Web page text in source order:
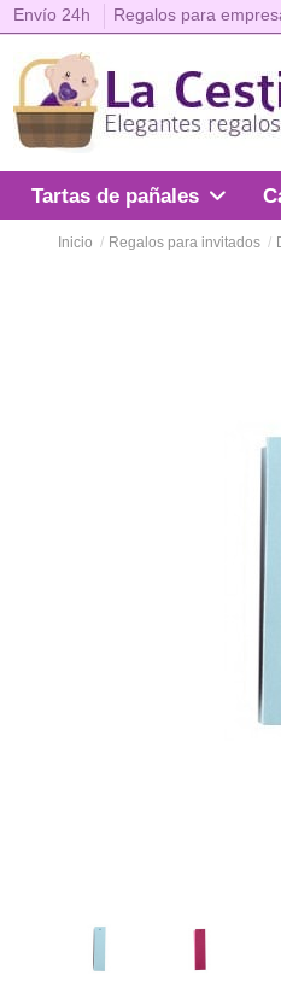
Envío 24h Regalos para
Tartas de pañales
Inicio Regalos para invitados